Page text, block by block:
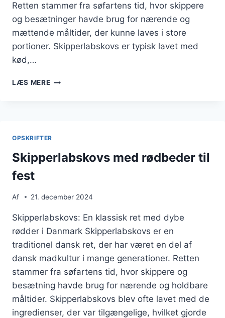
Retten stammer fra søfartens tid, hvor skippere
og besætninger havde brug for nærende og
mættende måltider, der kunne laves i store
portioner. Skipperlabskovs er typisk lavet med
kød,…
LÆS MERESKIPPERLABSKOVS
OPSKRIFTER
Skipperlabskovs med rødbeder til
fest
Af 21. december 2024
Skipperlabskovs: En klassisk ret med dybe
rødder i Danmark Skipperlabskovs er en
traditionel dansk ret, der har været en del af
dansk madkultur i mange generationer. Retten
stammer fra søfartens tid, hvor skippere og
besætning havde brug for nærende og holdbare
måltider. Skipperlabskovs blev ofte lavet med de
ingredienser, der var tilgængelige, hvilket gjorde